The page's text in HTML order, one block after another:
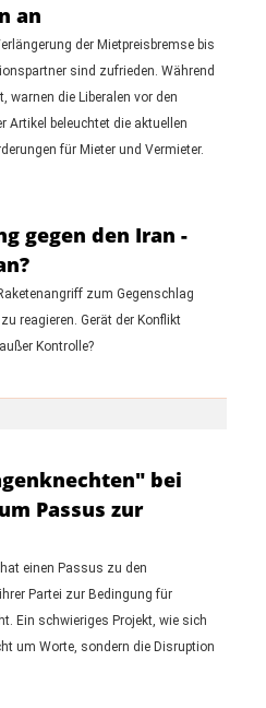
an
der Mietpreisbremse bis
sind zufrieden. Während
warnen die Liberalen vor den
Artikel beleuchtet die aktuellen
für Mieter und Vermieter.
gegen den Iran -
zum Gegenschlag
reagieren. Gerät der Konflikt
Kontrolle?
bei
Passus zur
einen Passus zu den
Partei zur Bedingung für
Ein schwieriges Projekt, wie sich
um Worte, sondern die Disruption